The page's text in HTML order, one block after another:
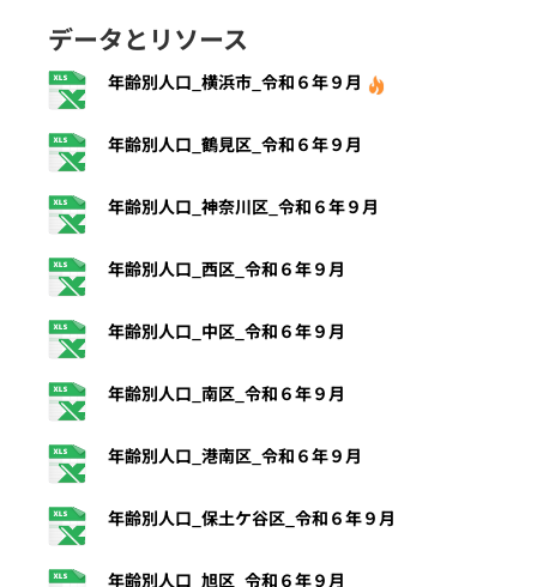
データとリソース
年齢別人口_横浜市_令和６年９月
年齢別人口_鶴見区_令和６年９月
年齢別人口_神奈川区_令和６年９月
年齢別人口_西区_令和６年９月
年齢別人口_中区_令和６年９月
年齢別人口_南区_令和６年９月
年齢別人口_港南区_令和６年９月
年齢別人口_保土ケ谷区_令和６年９月
年齢別人口_旭区_令和６年９月